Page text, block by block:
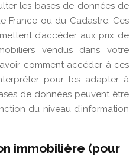
les bases de données de
France ou du Cadastre. Ces
d’accéder aux prix de
vendus dans votre
comment accéder à ces
pour les adapter à
de données peuvent être
du niveau d’information
immobilière (pour